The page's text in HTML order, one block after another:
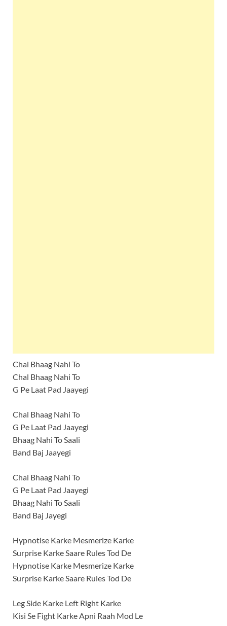
Chal Bhaag Nahi To
Chal Bhaag Nahi To
G Pe Laat Pad Jaayegi
Chal Bhaag Nahi To
G Pe Laat Pad Jaayegi
Bhaag Nahi To Saali
Band Baj Jaayegi
Chal Bhaag Nahi To
G Pe Laat Pad Jaayegi
Bhaag Nahi To Saali
Band Baj Jayegi
Hypnotise Karke Mesmerize Karke
Surprise Karke Saare Rules Tod De
Hypnotise Karke Mesmerize Karke
Surprise Karke Saare Rules Tod De
Leg Side Karke Left Right Karke
Kisi Se Fight Karke Apni Raah Mod Le